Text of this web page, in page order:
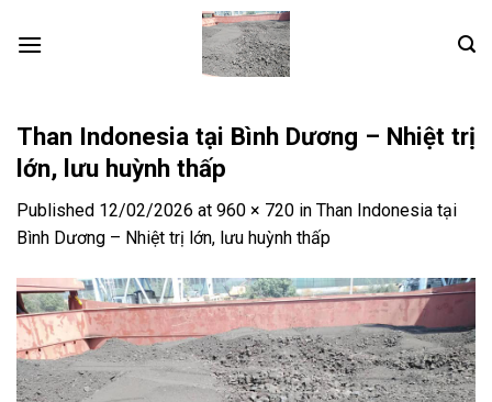
Than Indonesia tại Bình Dương – Nhiệt trị
lớn, lưu huỳnh thấp
Published 12/02/2026 at 960 × 720 in Than Indonesia tại
Bình Dương – Nhiệt trị lớn, lưu huỳnh thấp